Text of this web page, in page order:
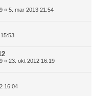
« 5. mar 2013 21:54
« 23. okt 2012 16:19
16:04